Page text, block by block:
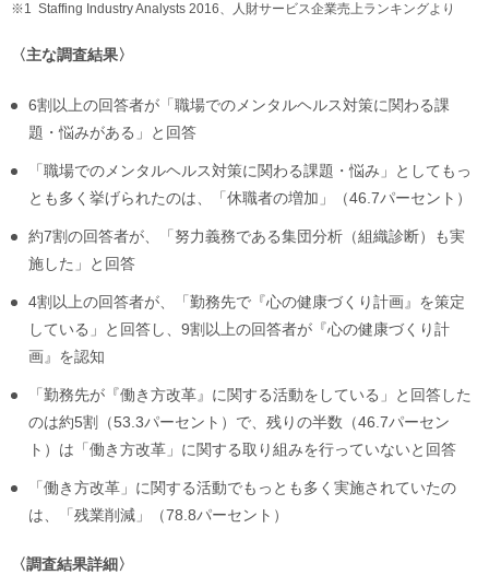
※1 Staffing Industry Analysts 2016、人財サービス企業売上ランキングより
〈主な調査結果〉
6割以上の回答者が「職場でのメンタルヘルス対策に関わる課
題・悩みがある」と回答
「職場でのメンタルヘルス対策に関わる課題・悩み」としてもっ
とも多く挙げられたのは、「休職者の増加」（46.7パーセント）
約7割の回答者が、「努力義務である集団分析（組織診断）も実
施した」と回答
4割以上の回答者が、「勤務先で『心の健康づくり計画』を策定
している」と回答し、9割以上の回答者が『心の健康づくり計
画』を認知
「勤務先が『働き方改革』に関する活動をしている」と回答した
のは約5割（53.3パーセント）で、残りの半数（46.7パーセン
ト）は「働き方改革」に関する取り組みを行っていないと回答
「働き方改革」に関する活動でもっとも多く実施されていたの
は、「残業削減」（78.8パーセント）
〈調査結果詳細〉